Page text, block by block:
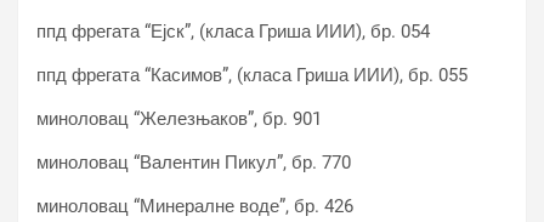
ппд фрегата “Ејск”, (класа Гриша ИИИ), бр. 054
ппд фрегата “Касимов”, (класа Гриша ИИИ), бр. 055
миноловац “Железњаков”, бр. 901
миноловац “Валентин Пикул”, бр. 770
миноловац “Минералне воде”, бр. 426